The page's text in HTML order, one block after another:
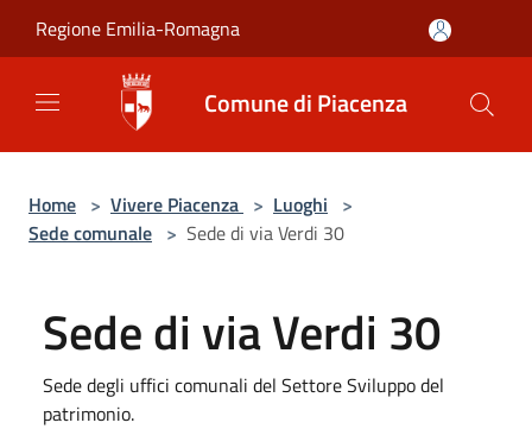
Regione Emilia-Romagna
Comune di Piacenza
Home > Vivere Piacenza > Luoghi >
Sede comunale > Sede di via Verdi 30
Sede di via Verdi 30
Sede degli uffici comunali del Settore Sviluppo del
patrimonio.